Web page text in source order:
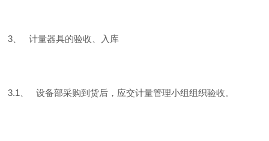
3、 计量器具的验收、入库
3.1、 设备部采购到货后，应交计量管理小组组织验收。